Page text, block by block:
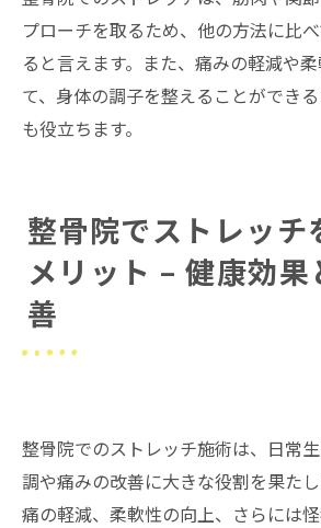
プローチを取るため、他の方法に比
ると言えます。また、痛みの軽減や
て、身体の調子を整えることができ
も役立ちます。
整骨院でストレッチ
メリット – 健康効果
善
整骨院でのストレッチ施術は、日常
調や痛みの改善に大きな役割を果た
痛の軽減、柔軟性の向上、さらには